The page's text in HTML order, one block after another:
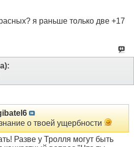
я раньше только две +17
о твоей ущербности
Разве у Тролля могут быть